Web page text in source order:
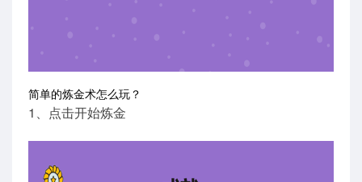
简单的炼金术怎么玩？
1、点击开始炼金